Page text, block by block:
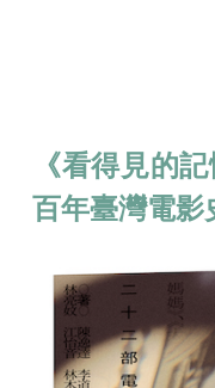
《看得見的
百年臺灣電影